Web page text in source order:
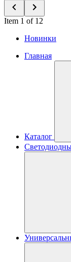
Item 1 of 12
Новинки
Главная
Каталог